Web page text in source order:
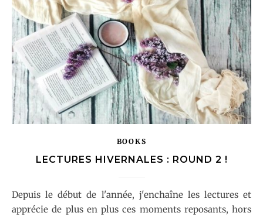
BOOKS
LECTURES HIVERNALES : ROUND 2 !
Depuis le début de l'année, j'enchaîne les lectures et
apprécie de plus en plus ces moments reposants, hors